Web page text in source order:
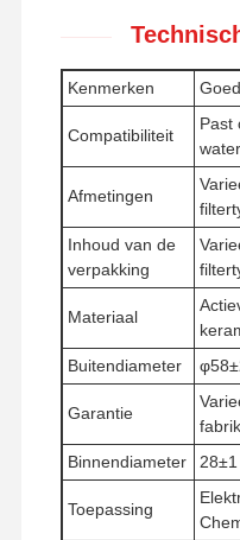
Gevallen
Vraag
Offerte
Laboratorium
De Machine van het
ultrazuiver
Ultrazuivere
Ultrazuiver
Ultra Pure RO water
Industrieel
Gedeioniseerde
Kenmerken
Compatibiliteit
Past
Afmetingen
Inhoud van de
verpakking
Materiaal
Buitendiameter
Garantie
Binnendiameter
Toepassing